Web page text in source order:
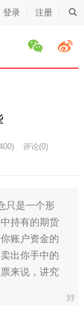
登录 注册
评论(0)
是一个形
持有的期货
账户资金的
出你手中的
来说，讲究